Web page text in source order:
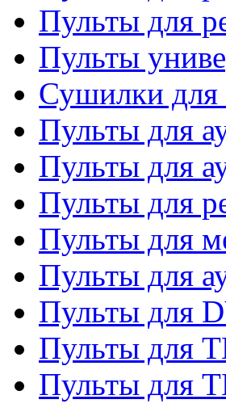
Пульты для
Пульты
Сушилки для
Пульты для
Пульты для
Пульты для
Пульты для
Пульты для
Пульты для
Пульты для
Пульты для